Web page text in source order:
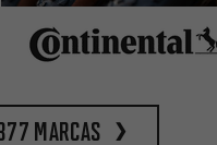
marcas